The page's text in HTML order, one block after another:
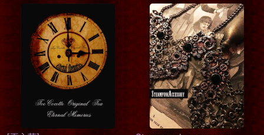
大きすぎず程好い大きさでド
レスハットの感です。ミニト
リコーンハット Skull white
ボディジ
Rose
18,000